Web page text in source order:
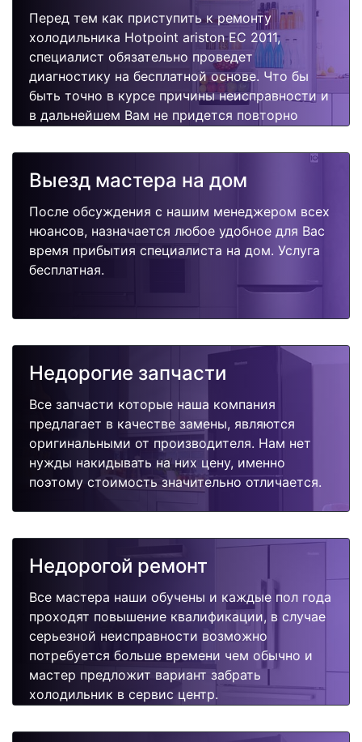
Перед тем как приступить к ремонту
холодильника Hotpoint ariston EC 2011,
специалист обязательно проведет
диагностику на бесплатной основе. Что бы
быть точно в курсе причины неисправности и
в дальнейшем Вам не придется повторно
поломок.
Выезд мастера на дом
После обсуждения с нашим менеджером всех
нюансов, назначается любое удобное для Вас
время прибытия специалиста на дом. Услуга
бесплатная.
Недорогие запчасти
Все запчасти которые наша компания
предлагает в качестве замены, являются
оригинальными от производителя. Нам нет
нужды накидывать на них цену, именно
поэтому стоимость значительно отличается.
Недорогой ремонт
Все мастера наши обучены и каждые пол года
проходят повышение квалификации, в случае
серьезной неисправности возможно
потребуется больше времени чем обычно и
мастер предложит вариант забрать
холодильник в сервис центр.